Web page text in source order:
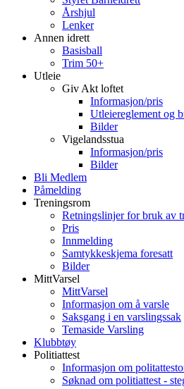
Årshjul
Lenker
Annen idrett
Basisball
Trim 50+
Utleie
Giv Akt loftet
Informasjon/pris
Utleiereglement og
Bilder
Vigelandsstua
Informasjon/pris
Bilder
Bli Medlem
Påmelding
Treningsrom
Retningslinjer for bruk av
Pris
Innmelding
Samtykkeskjema foresatt
Bilder
MittVarsel
MittVarsel
Informasjon om å varsle
Saksgang i en varslingssak
Temaside Varsling
Klubbtøy
Politiattest
Informasjon om
Søknad om politiattest -